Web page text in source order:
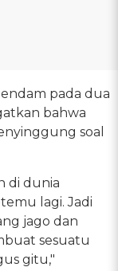
pada dua
bahwa
soal
di dunia
lagi. Jadi
jago dan
sesuatu
gitu,"